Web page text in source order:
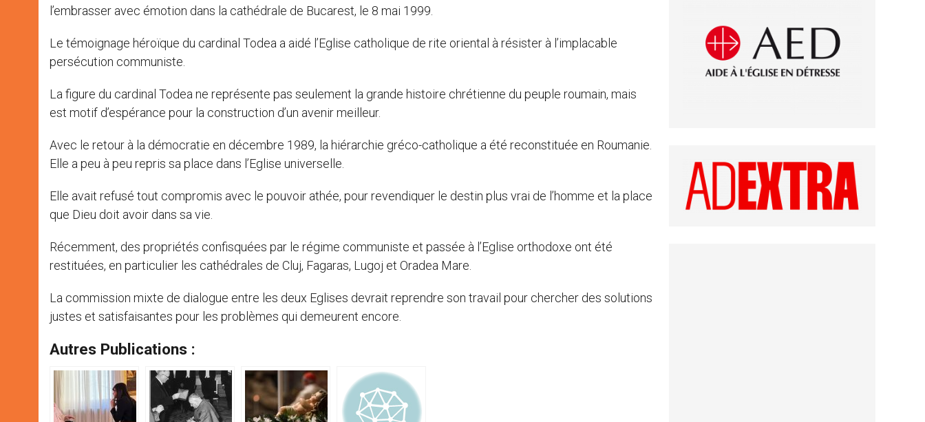
l’embrasser avec émotion dans la cathédrale de Bucarest, le 8 mai 1999.
Le témoignage héroïque du cardinal Todea a aidé l’Eglise catholique de rite oriental à résister à l’implacable
persécution communiste.
La figure du cardinal Todea ne représente pas seulement la grande histoire chrétienne du peuple roumain, mais
est motif d’espérance pour la construction d’un avenir meilleur.
Avec le retour à la démocratie en décembre 1989, la hiérarchie gréco-catholique a été reconstituée en Roumanie.
Elle a peu à peu repris sa place dans l’Eglise universelle.
Elle avait refusé tout compromis avec le pouvoir athée, pour revendiquer le destin plus vrai de l’homme et la place
que Dieu doit avoir dans sa vie.
Récemment, des propriétés confisquées par le régime communiste et passée à l’Eglise orthodoxe ont été
restituées, en particulier les cathédrales de Cluj, Fagaras, Lugoj et Oradea Mare.
La commission mixte de dialogue entre les deux Eglises devrait reprendre son travail pour chercher des solutions
justes et satisfaisantes pour les problèmes qui demeurent encore.
Autres Publications :